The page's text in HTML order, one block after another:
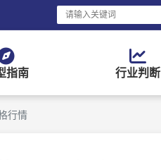
指南 行业判断
行情